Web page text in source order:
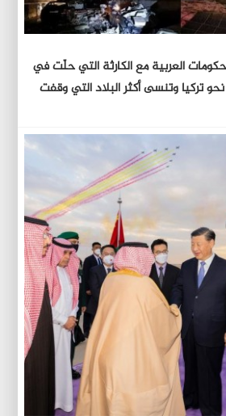
العربية مع الكارثة التي حلّت في
تركيا وتنسى أكثر البلاد التي وقفت